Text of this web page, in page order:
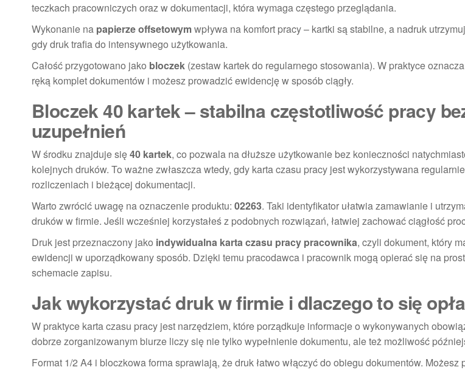
teczkach pracowniczych oraz w dokumentacji, która wymaga częstego przeglądania.
Wykonanie na papierze offsetowymwpływa na komfort pracy – kartki są stabilne, a nadruk
gdy druk trafia do intensywnego użytkowania.
Całość przygotowano jako bloczek (zestaw kartek do regularnego stosowania). W praktyce
ręką komplet dokumentów i możesz prowadzić ewidencję w sposób ciągły.
Bloczek 40 kartek – stabilna częstotliwość pracy
uzupełnień
W środku znajduje się40 kartek, co pozwala na dłuższe użytkowanie bez konieczności
kolejnych druków. To ważne zwłaszcza wtedy, gdy karta czasu pracy jest wykorzystywana
rozliczeniach i bieżącej dokumentacji.
Warto zwrócić uwagę na oznaczenie produktu: 02263. Taki identyfikator ułatwia zamawianie i
druków w firmie. Jeśli wcześniej korzystałeś z podobnych rozwiązań, łatwiej zachować ciągłość
Druk jest przeznaczony jako indywidualna karta czasu pracy pracownika, czyli dokument, który
ewidencji w uporządkowany sposób. Dzięki temu pracodawca i pracownik mogą opierać się na
schemacie zapisu.
Jak wykorzystać druk w firmie i dlaczego to się
W praktyce karta czasu pracy jest narzędziem, które porządkuje informacje o wykonywanych
dobrze zorganizowanym biurze liczy się nie tylko wypełnienie dokumentu, ale też możliwość
Format 1/2 A4 i bloczkowa forma sprawiają, że druk łatwo włączyć do obiegu dokumentów.